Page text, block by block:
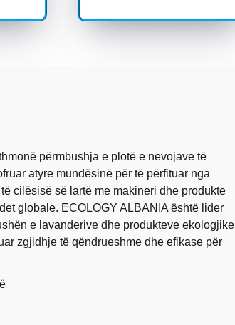
përmbushja e plotë e nevojave të
atyre mundësinë për të përfituar nga
cilësisë së lartë me makineri dhe produkte
globale. ECOLOGY ALBANIA është lider
e lavanderive dhe produkteve ekologjike
zgjidhje të qëndrueshme dhe efikase për